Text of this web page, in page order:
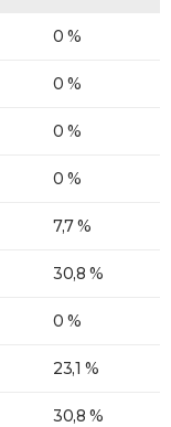
0 %
0 %
0 %
0 %
7,7 %
30,8 %
0 %
23,1 %
30,8 %